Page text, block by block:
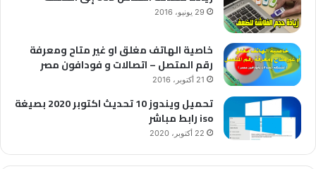
29 يونيو، 2016
خاصية الهاتف مغلق او غير متاح ومعرفة
رقم المتصل – اتصالات و فودافون مصر
21 أكتوبر، 2016
تحميل ويندوز 10 تحديث اكتوبر 2020 بصيغة
iso رابط مباشر
22 أكتوبر، 2020